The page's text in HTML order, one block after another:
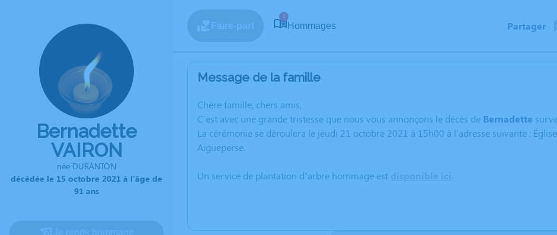
Bernadette
VAIRON
née DURANTON
décédée le 15 octobre 2021 à l'âge de
91 ans
2
Hommages Partager
Message de la famille
Chère famille, chers amis,
C'est avec une grande tristesse que nous vous annonçons le décès de Bernadette
La cérémonie se déroulera le jeudi 21 octobre 2021 à 15h00 à l'adresse suivante :
Aigueperse.
Un service de plantation d’arbre hommage est .